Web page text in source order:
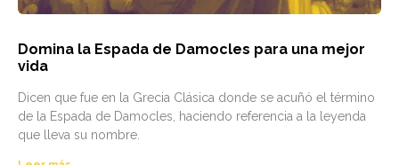
Domina la Espada de Damocles para una mejor
vida
Dicen que fue en la Grecia Clásica donde se acuñó el término
de la Espada de Damocles, haciendo referencia a la leyenda
que lleva su nombre.